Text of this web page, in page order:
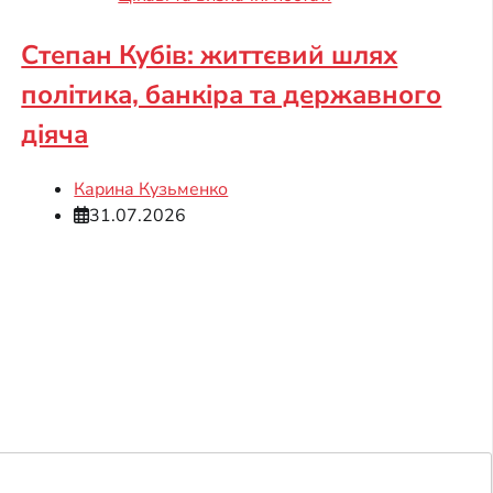
Степан Кубів: життєвий шлях
політика, банкіра та державного
діяча
Карина Кузьменко
31.07.2026